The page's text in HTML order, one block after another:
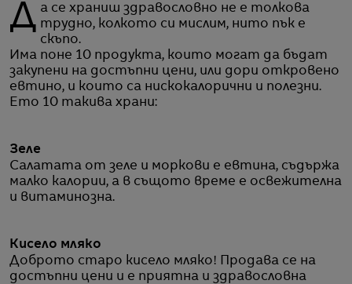
Да се храниш здравословно не е толкова трудно, колкото си мислим, нито пък е
скъпо.
Има поне 10 продукта, които могат да бъдат
закупени на достъпни цени, или дори откровено
евтино, и които са нискокалорични и полезни.
Ето 10 такива храни:
Зеле
Салатата от зеле и моркови е евтина, съдържа
малко калории, а в същото време е освежителна
и витаминозна.
Кисело мляко
Доброто старо кисело мляко! Продава се на
достъпни цени и е приятна и здравословна